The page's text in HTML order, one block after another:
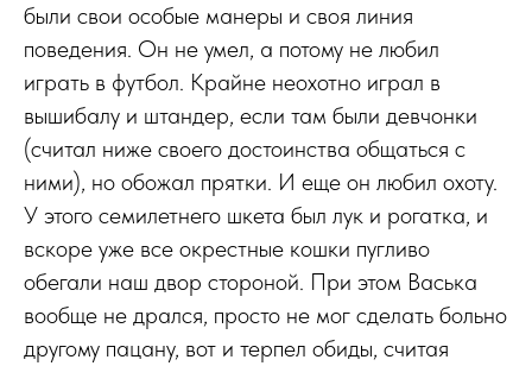
были свои особые манеры и своя линия
поведения. Он не умел, а потому не любил
играть в футбол. Крайне неохотно играл в
вышибалу и штандер, если там были девчонки
(считал ниже своего достоинства общаться с
ними), но обожал прятки. И еще он любил охоту.
У этого семилетнего шкета был лук и рогатка, и
вскоре уже все окрестные кошки пугливо
обегали наш двор стороной. При этом Васька
вообще не дрался, просто не мог сделать больно
другому пацану, вот и терпел обиды, считая